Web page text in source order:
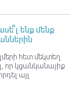
ենք մենք
հետ մեկտեղ
որ կցանկանայիք
այլ